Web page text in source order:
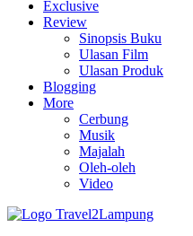
Exclusive
Review
Sinopsis Buku
Ulasan Film
Ulasan Produk
Blogging
More
Cerbung
Musik
Majalah
Oleh-oleh
Video